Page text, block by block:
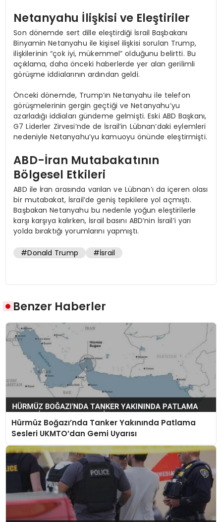
Netanyahu İlişkisi ve Eleştiriler
Son dönemde sert dille eleştirdiği İsrail Başbakanı
Binyamin Netanyahu ile kişisel ilişkisi sorulan Trump,
ilişkilerinin “çok iyi, mükemmel” olduğunu belirtti. Bu
açıklama, daha önceki haberlerde yer alan gerilimli
görüşme iddialarının ardından geldi.
Önceki dönemde, Trump’ın Netanyahu ile telefon
görüşmelerinin gergin geçtiği ve Netanyahu’yu
azarladığı iddiaları gündeme gelmişti. Eski ABD Başkanı,
G7 Liderler Zirvesi’nde de İsrail’in Lübnan’daki eylemleri
nedeniyle Netanyahu’yu kamuoyu önünde eleştirmişti.
ABD-İran Mutabakatının
Bölgesel Etkileri
ABD ile İran arasında varılan ve Lübnan’ı da içeren olası
bir mutabakat, İsrail’de geniş tepkilere yol açmıştı.
Başbakan Netanyahu bu nedenle yoğun eleştirilerle
karşı karşıya kalırken, İsrail basını ABD’nin İsrail’i yarı
yolda bıraktığı yorumlarını yapmıştı.
#Donald Trump #İsrail
Benzer Haberler
Hürmüz Boğazı’nda Tanker Yakınında Patlama
Sesleri UKMTO’dan Gemi Uyarısı